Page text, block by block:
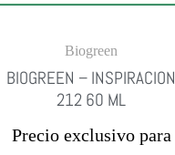
Biogreen
BIOGREEN – INSPIRACION
212 60 ML
Precio exclusivo para